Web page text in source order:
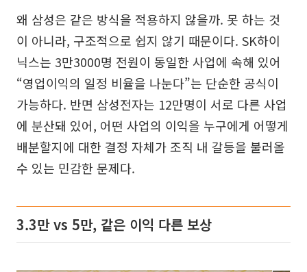
왜 삼성은 같은 방식을 적용하지 않을까. 못 하는 것
이 아니라, 구조적으로 쉽지 않기 때문이다. SK하이
닉스는 3만3000명 전원이 동일한 사업에 속해 있어
“영업이익의 일정 비율을 나눈다”는 단순한 공식이
가능하다. 반면 삼성전자는 12만명이 서로 다른 사업
에 분산돼 있어, 어떤 사업의 이익을 누구에게 어떻게
배분할지에 대한 결정 자체가 조직 내 갈등을 불러올
수 있는 민감한 문제다.
3.3만 vs 5만, 같은 이익 다른 보상